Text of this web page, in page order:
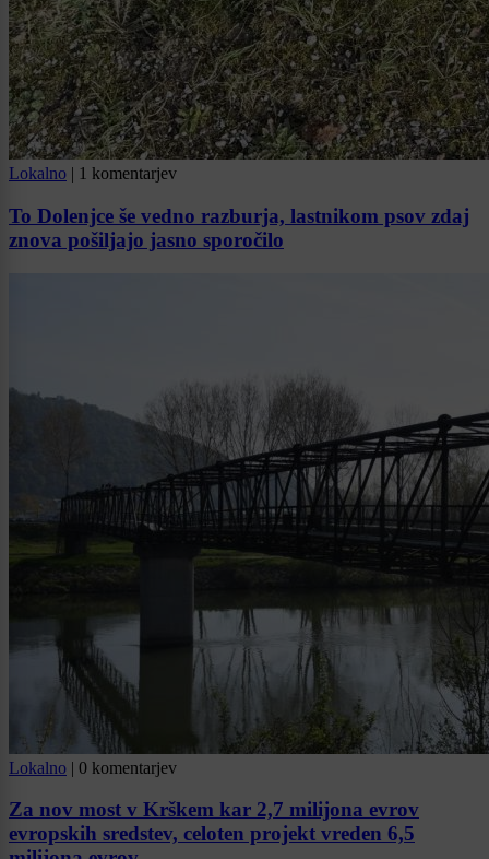
Lokalno | 1 komentarjev
To Dolenjce še vedno razburja, lastnikom psov zdaj
znova pošiljajo jasno sporočilo
Lokalno | 0 komentarjev
Za nov most v Krškem kar 2,7 milijona evrov
evropskih sredstev, celoten projekt vreden 6,5